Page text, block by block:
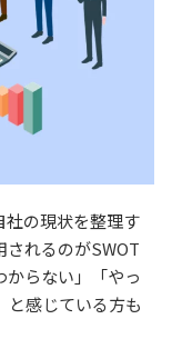
社の現状を整理す
されるのがSWOT
らない」「やっ
と感じている方も